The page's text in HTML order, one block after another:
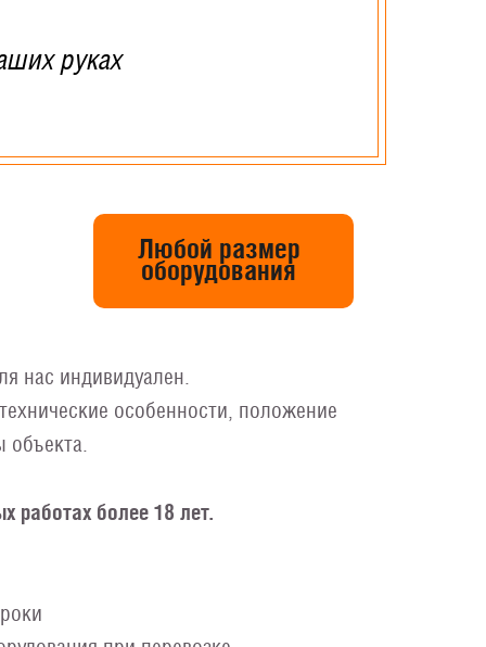
руках
нас индивидуален.
особенности, положение
объекта.
работах более 18 лет.
Любой размер
оборудования